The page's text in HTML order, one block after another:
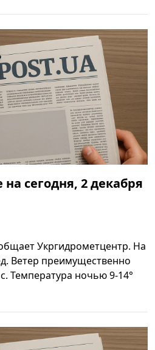
сегодня, 2 декабря
Укргидрометцентр. На
Ветер преимущественно
Температура ночью 9-14°